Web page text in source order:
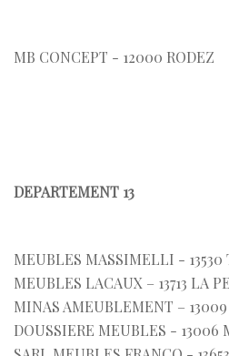
MB CONCEPT - 12000 RODEZ
DEPARTEMENT 13
MEUBLES MASSIMELLI - 13530
MEUBLES LACAUX – 13713 LA
MINAS AMEUBLEMENT –
DOUSSIERE MEUBLES - 13006